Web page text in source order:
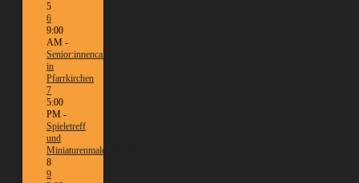
5
6
9:00
AM -
Senior:innencafé
in
Pfarrkirchen
7
5:00
PM -
Spieletreff
und
Miniaturenmalen/Tabletop
8
9